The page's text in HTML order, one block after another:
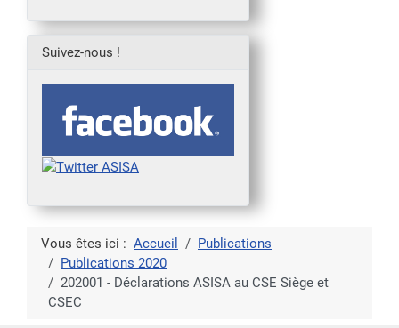
Suivez-nous !
Vous êtes ici : Accueil
Publications
Publications 2020
202001 - Déclarations ASISA au CSE Siège et
CSEC